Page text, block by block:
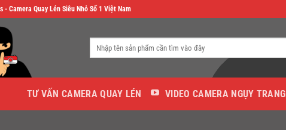
- Camera Quay Lén Siêu Nhỏ Số 1 Việt Nam
TƯ VẤN CAMERA QUAY LÉN VIDEO CAMERA NGỤY TRANG